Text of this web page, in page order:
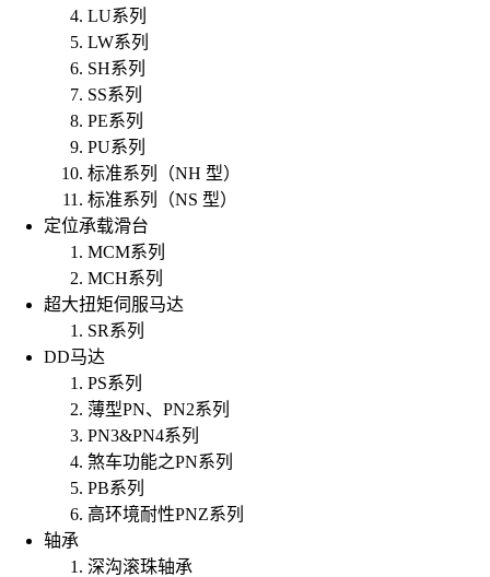
LU系列
LW系列
SH系列
SS系列
PE系列
PU系列
标准系列（NH 型）
标准系列（NS 型）
定位承载滑台
MCM系列
MCH系列
超大扭矩伺服马达
SR系列
DD马达
PS系列
薄型PN、PN2系列
PN3&PN4系列
煞车功能之PN系列
PB系列
高环境耐性PNZ系列
轴承
深沟滚珠轴承